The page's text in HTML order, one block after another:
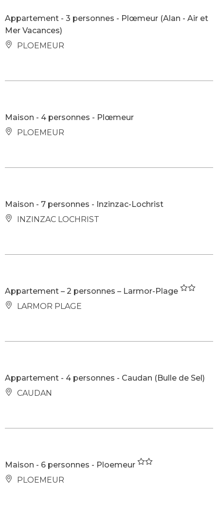
Appartement - 3 personnes - Plœmeur (Alan - Air et
Mer Vacances)
PLOEMEUR
Maison - 4 personnes - Plœmeur
PLOEMEUR
Maison - 7 personnes - Inzinzac-Lochrist
INZINZAC LOCHRIST
Appartement – 2 personnes – Larmor-Plage
LARMOR PLAGE
Appartement - 4 personnes - Caudan (Bulle de Sel)
CAUDAN
Maison - 6 personnes - Ploemeur
PLOEMEUR